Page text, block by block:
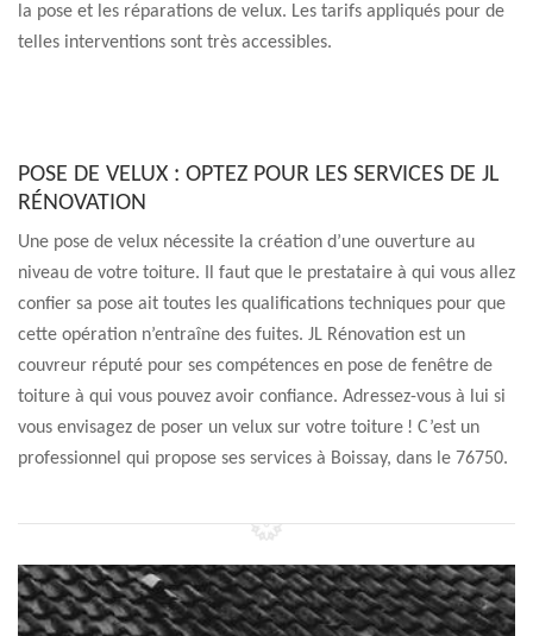
la pose et les réparations de velux. Les tarifs appliqués pour de
telles interventions sont très accessibles.
POSE DE VELUX : OPTEZ POUR LES SERVICES DE JL
RÉNOVATION
Une pose de velux nécessite la création d’une ouverture au
niveau de votre toiture. Il faut que le prestataire à qui vous allez
confier sa pose ait toutes les qualifications techniques pour que
cette opération n’entraîne des fuites. JL Rénovation est un
couvreur réputé pour ses compétences en pose de fenêtre de
toiture à qui vous pouvez avoir confiance. Adressez-vous à lui si
vous envisagez de poser un velux sur votre toiture ! C’est un
professionnel qui propose ses services à Boissay, dans le 76750.